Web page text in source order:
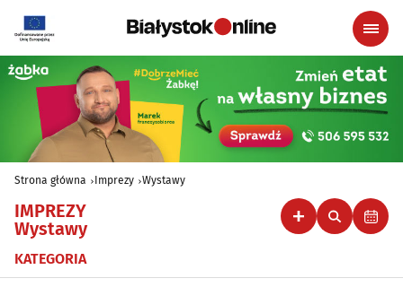
Strona główna Imprezy Wystawy
IMPREZY
Wystawy
KATEGORIA